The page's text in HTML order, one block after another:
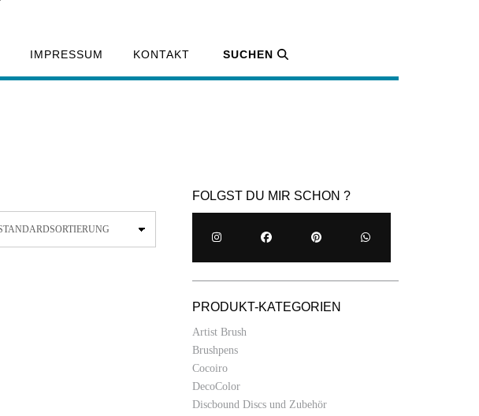
IMPRESSUM KONTAKT SUCHEN
FOLGST DU MIR SCHON ?
PRODUKT-KATEGORIEN
Artist Brush
Brushpens
Cocoiro
DecoColor
Discbound Discs und Zubehör